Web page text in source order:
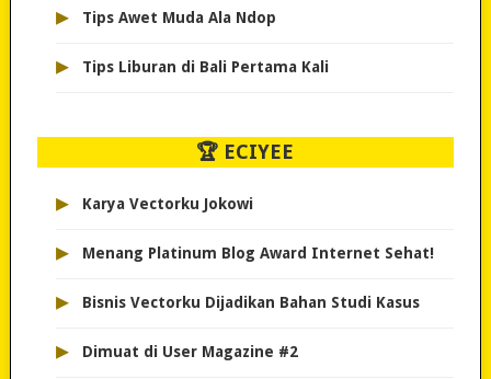
▸ Tips Awet Muda Ala Ndop
▸ Tips Liburan di Bali Pertama Kali
🏆 ECIYEE
▸ Karya Vectorku Jokowi
▸ Menang Platinum Blog Award Internet Sehat!
▸ Bisnis Vectorku Dijadikan Bahan Studi Kasus
▸ Dimuat di User Magazine #2